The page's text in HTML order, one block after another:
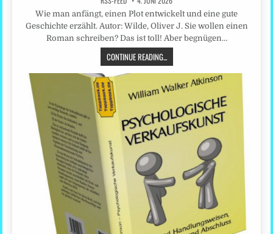
Wie man anfängt, einen Plot entwickelt und eine gute
Geschichte erzählt. Autor: Wilde, Oliver J. Sie wollen einen
Roman schreiben? Das ist toll! Aber begnügen…
CONTINUE READING...